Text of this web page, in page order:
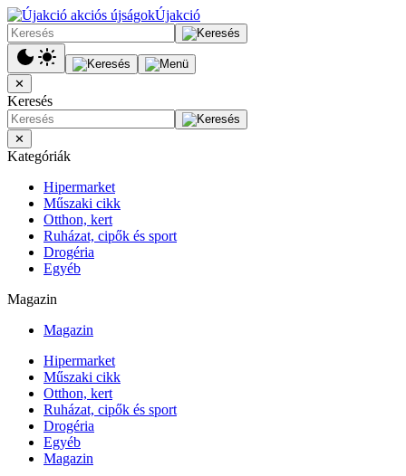
Újakció
✕
Keresés
✕
Kategóriák
Hipermarket
Műszaki cikk
Otthon, kert
Ruházat, cipők és sport
Drogéria
Egyéb
Magazin
Magazin
Hipermarket
Műszaki cikk
Otthon, kert
Ruházat, cipők és sport
Drogéria
Egyéb
Magazin